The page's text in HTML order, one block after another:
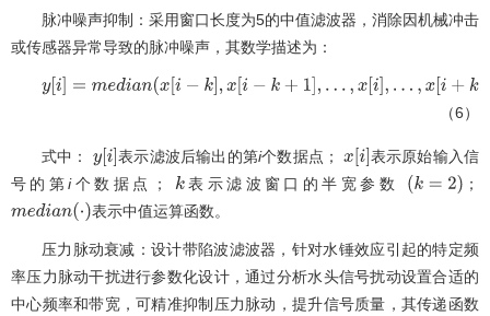
脉冲噪声抑制：采用窗口长度为5的中值滤波器，消除因机械冲击
或传感器异常导致的脉冲噪声，其数学描述为：
yi= medianxi-k,xi -k+ 1, …,xi … ,x +k
（6）
式中： yi
表示滤波后输出的第i个数据点； xi
表示原始输入信
号的第i个数据点； k
表示滤波窗口的半宽参数 ( k=2 )；
median(⋅)
表示中值运算函数。
压力脉动衰减：设计带陷波滤波器，针对水锤效应引起的特定频
率压力脉动干扰进行参数化设计，通过分析水头信号扰动设置合适的
中心频率和带宽，可精准抑制压力脉动，提升信号质量，其传递函数